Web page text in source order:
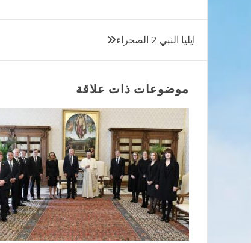
تصفّح
المقالات
ايليا النبي 2 الصحراء
موضوعات ذات علاقة